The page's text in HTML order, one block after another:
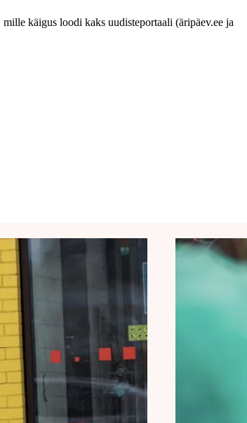
käigus loodi kaks uudisteportaali (äripäev.ee ja